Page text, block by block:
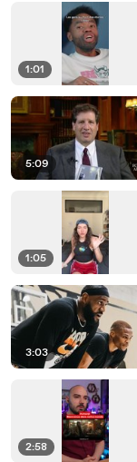
1:01
5:09
1:05
3:03
2:58